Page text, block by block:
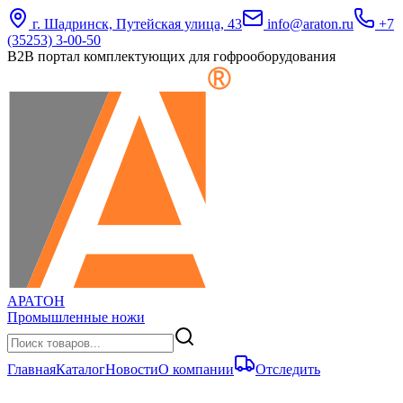
г. Шадринск, Путейская улица, 43 info@araton.ru
+7
(35253) 3-00-50
B2B портал комплектующих для гофрооборудования
АРАТОН
Промышленные ножи
ГлавнаяКаталогНовостиО компании Отследить